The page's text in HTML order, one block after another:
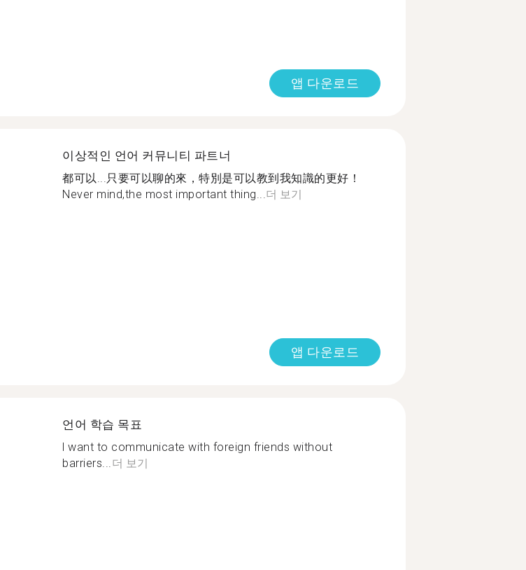
앱 다운로드
이상적인 언어 커뮤니티 파트너
都可以...只要可以聊的來，特別是可以教到我知識的更好！
Never mind,the most important thing...더 보기
앱 다운로드
언어 학습 목표
l want to communicate with foreign friends without
barriers...더 보기